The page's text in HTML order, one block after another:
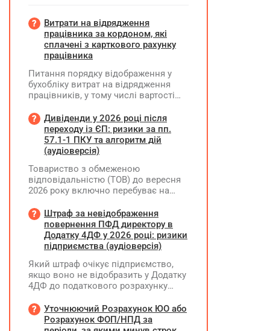
Витрати на відрядження
працівника за кордоном, які
сплачені з карткового рахунку
працівника
Питання порядку відображення у
бухобліку витрат на відрядження
працівників, у тому числі вартості
карткового рахунку працівника та
підтвердження таких операцій
первинними документами, належать
до компетенції Мінфіну
Дивіденди у 2026 році після
переходу із ЄП: ризики за пп.
57.1-1 ПКУ та алгоритм дій
(аудіоверсія)
Товариство з обмеженою
відповідальністю (ТОВ) до вересня
2026 року включно перебуває на
(єдиний податок, 3 група, ставка 5%,
неплатник ПДВ). З 1 жовтня 2026
року підприємство переходить на
загальну систему оподаткування
прибуток). За результатами
діяльності у періоді 2024–2025 років
(під час перебування на спрощеній
чистий прибуток, сума
нерозподіленого прибутку в балансі
Штраф за невідображення
повернення ПФД директору в
Додатку 4ДФ у 2026 році: ризики
підприємства (аудіоверсія)
Який штраф очікує підприємство,
якщо воно не відобразить у Додатку
4ДФ до податкового розрахунку
допомоги (ПФД) директору?
Уточнюючий Розрахунок ЮО або
Розрахунок ФОП/НПД за